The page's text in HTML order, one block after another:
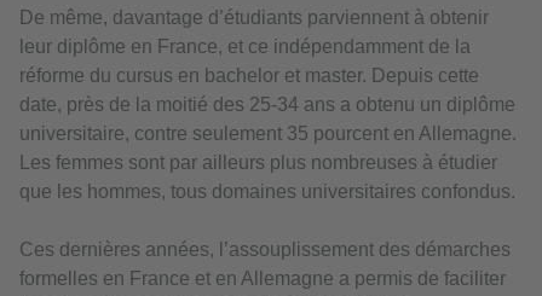
De même, davantage d’étudiants parviennent à obtenir
leur diplôme en France, et ce indépendamment de la
réforme du cursus en bachelor et master. Depuis cette
date, près de la moitié des 25-34 ans a obtenu un diplôme
universitaire, contre seulement 35 pourcent en Allemagne.
Les femmes sont par ailleurs plus nombreuses à étudier
que les hommes, tous domaines universitaires confondus.
Ces dernières années, l’assouplissement des démarches
formelles en France et en Allemagne a permis de faciliter